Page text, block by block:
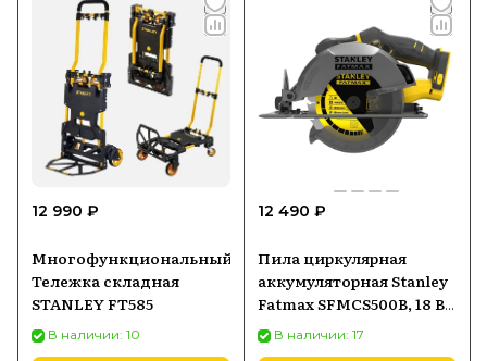
12 990 ₽
Многофункциональный
Тележка складная
STANLEY FT585
В наличии: 10
12 490 ₽
Пила циркулярная
аккумуляторная Stanley
Fatmax SFMCS500B, 18 В
Li-ion без АКБ и ЗУ, 165
мм
В наличии: 17